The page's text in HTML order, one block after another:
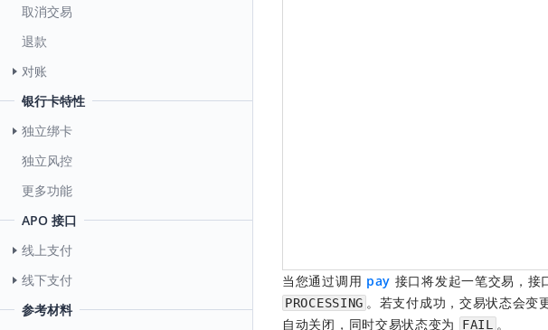
取消交易
退款
对账
银行卡特性
独立绑卡
独立风控
更多功能
APO 接口
线上支付
线下支付
参考材料
当您通过调用 pay 接口将发起一笔交易，接
PROCESSING 。若支付成功，交易状态会变
自动关闭，同时交易状态变为
FAIL 。